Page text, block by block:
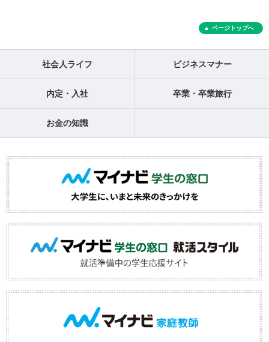
ページトップへ
社会人ライフ ビジネスマナー
内定・入社 卒業・卒業旅行
お金の知識